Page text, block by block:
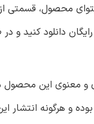
محصول، قسمتی
رایگان دانلود کنید و
معنوی این محصول
و هرگونه انتشار